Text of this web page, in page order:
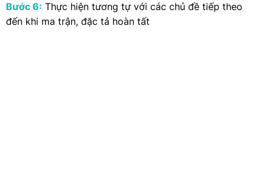
Bước 6: Thực hiện tương tự với các chủ đề tiếp theo
đến khi ma trận, đặc tả hoàn tất